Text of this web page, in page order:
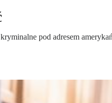
pod adresem